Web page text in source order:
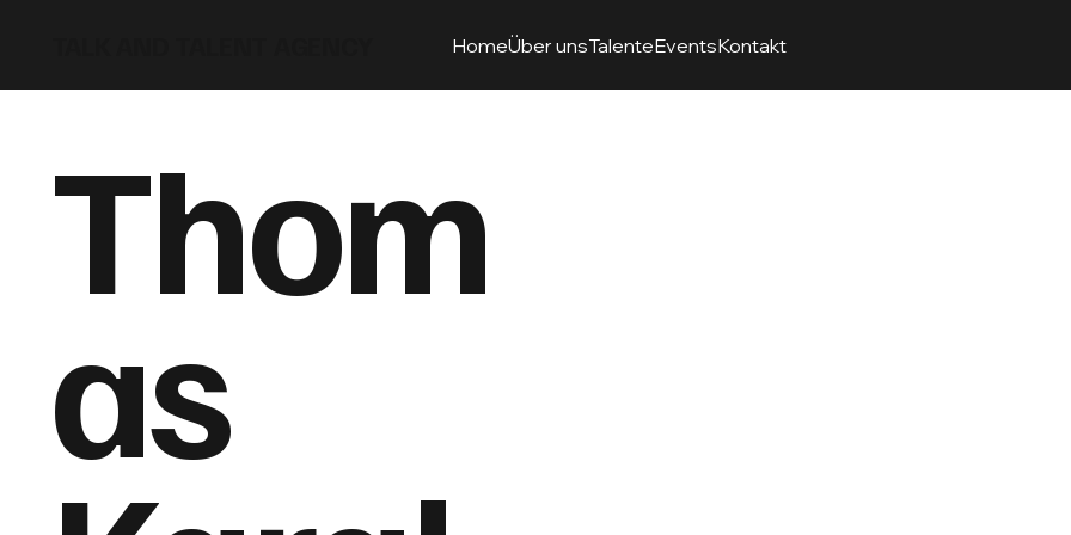
HomeÜber unsTalenteEventsKontakt
Thom
as